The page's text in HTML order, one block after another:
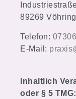
89269
Telefon:
E-Mail:
Inhaltlich
oder § 5 TMG: